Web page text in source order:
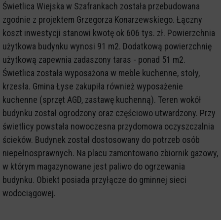
Świetlica Wiejska w Szafrankach została przebudowana
zgodnie z projektem Grzegorza Konarzewskiego. Łączny
koszt inwestycji stanowi kwotę ok 606 tys. zł. Powierzchnia
użytkowa budynku wynosi 91 m2. Dodatkową powierzchnię
użytkową zapewnia zadaszony taras - ponad 51 m2.
Świetlica została wyposażona w meble kuchenne, stoły,
krzesła. Gmina Łyse zakupiła również wyposażenie
kuchenne (sprzęt AGD, zastawę kuchenną). Teren wokół
budynku został ogrodzony oraz częściowo utwardzony. Przy
świetlicy powstała nowoczesna przydomowa oczyszczalnia
ścieków. Budynek został dostosowany do potrzeb osób
niepełnosprawnych. Na placu zamontowano zbiornik gazowy,
w którym magazynowane jest paliwo do ogrzewania
budynku. Obiekt posiada przyłącze do gminnej sieci
wodociągowej.